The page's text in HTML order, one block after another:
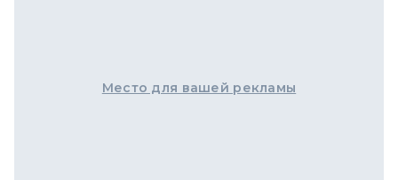
Место для вашей рекламы